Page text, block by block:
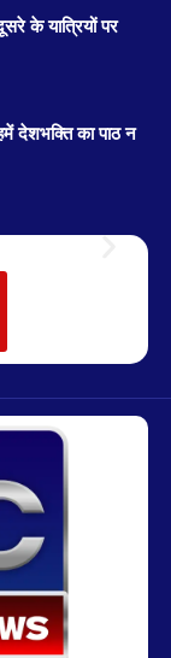
के यात्रियों पर
देशभक्ति का पाठ न